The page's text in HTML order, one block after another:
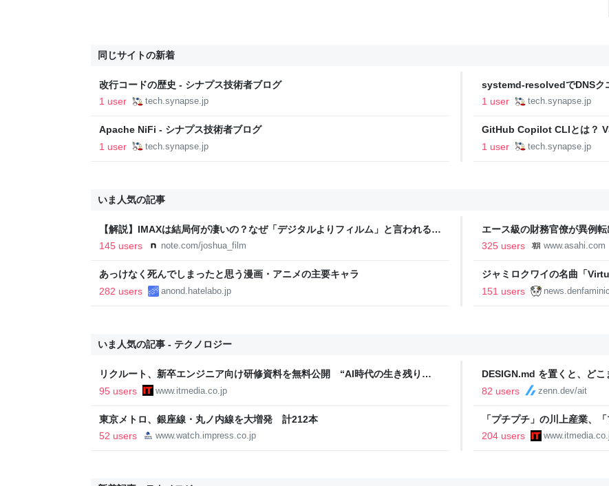
同じサイトの新着
改行コードの歴史 - シナプス技術者ブログ
1 user
tech.synapse.jp
systemd-resolvedでDNSク
1 user
tech.synapse.jp
Apache NiFi - シナプス技術者ブログ
1 user
tech.synapse.jp
GitHub Copilot CLIとは？
いどころ - シナプス技術者ブ
1 user tech.synapse.jp
いま人気の記事
【解説】IMAXは結局何が凄いの？なぜ「デジタルよりフィルム」と言われるの
か？｜Joshua Connolly
145 users note.com/joshua_film
エース級の財務官僚が異例
新聞
325 users www.asahi.com
あっけなく死んでしまったと思う漫画・アニメの主要キャラ
282 users
anond.hatelabo.jp
ジャミロクワイの名曲「
公式日本語字幕付きMVがい
りとなる日本公演を記念して
151 users
いま人気の記事 - テクノロジー
リクルート、新卒エンジニア向け研修資料を無料公開 “AI時代の生き残り
方”など紹介する13本
95 users www.itmedia.co.jp
DESIGN.md を置くと、ど
めた
82 users zenn.dev/ait
東京メトロ、銀座線・丸ノ内線を大増発 計212本
52 users
www.watch.impress.co.jp
「プチプチ」の川上産業、
204 users